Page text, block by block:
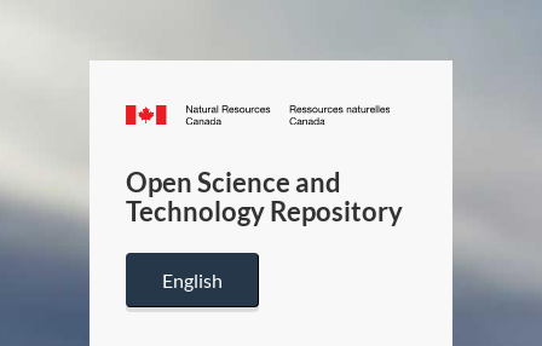
Canada.ca
/
Canada
Open Science and
Technology Repository
English